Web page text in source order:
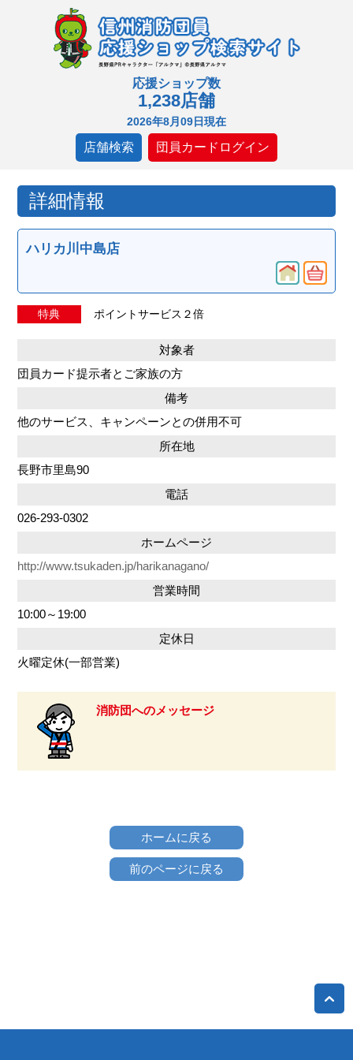
応援ショップ数
1,238店舗
2026年8月09日現在
店舗検索 団員カードログイン
詳細情報
ハリカ川中島店
特典 ポイントサービス２倍
対象者
団員カード提示者とご家族の方
備考
他のサービス、キャンペーンとの併用不可
所在地
長野市里島90
電話
026-293-0302
ホームページ
http://www.tsukaden.jp/harikanagano/
営業時間
10:00～19:00
定休日
火曜定休(一部営業)
消防団へのメッセージ
ホームに戻る
前のページに戻る